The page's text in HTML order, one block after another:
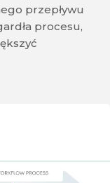
przepływu
procesu,